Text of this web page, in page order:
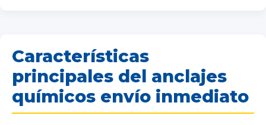
Características
principales del anclajes
químicos envío inmediato